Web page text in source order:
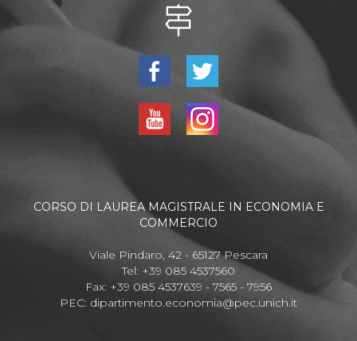
CORSO DI LAUREA MAGISTRALE IN ECONOMIA E
COMMERCIO
Viale Pindaro, 42 - 65127 Pescara
Tel: +39 085 4537560
Fax: +39 085 4537639 - 7565 - 7956
PEC: dipartimento.economia@pec.unich.it